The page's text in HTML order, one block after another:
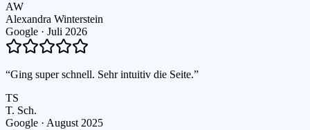
AW
Alexandra Winterstein
Google · Juli 2026
“Ging super schnell. Sehr intuitiv die Seite.”
TS
T. Sch.
Google · August 2025